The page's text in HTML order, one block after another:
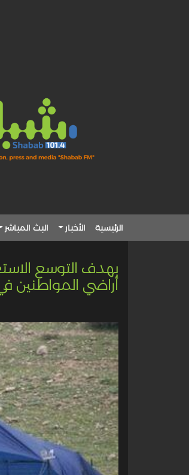
الرئيسية الأخبار البث المباشر
بهدف التوسع
أراضي المواطنين